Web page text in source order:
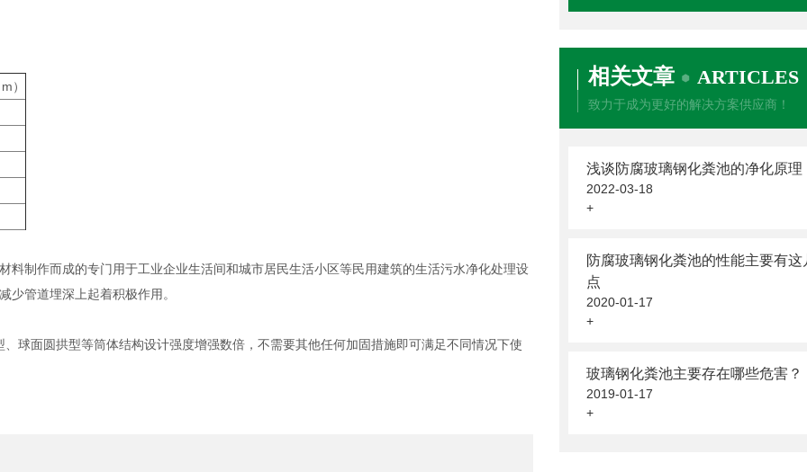
相关文章 ARTICLES
致力于成为更好的解决方案供应商！
浅谈防腐玻璃钢化粪池的净化原理
2022-03-18
+
防腐玻璃钢化粪池的性能主要有这
点
2020-01-17
+
玻璃钢化粪池主要存在哪些危害？
2019-01-17
+
）
料制作而成的专门用于工业企业生活间和城市居民生活小区等民用建筑的生活污水净化处理设
少管道埋深上起着积极作用。
面圆拱型等筒体结构设计强度增强数倍，不需要其他任何加固措施即可满足不同情况下使